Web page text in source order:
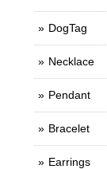
DogTag
Necklace
Pendant
Bracelet
Earrings